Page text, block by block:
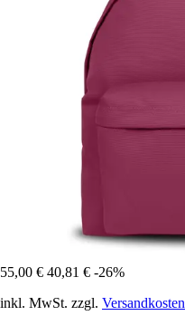
55,00 € 40,81 € -26%
inkl. MwSt. zzgl. Versandkosten